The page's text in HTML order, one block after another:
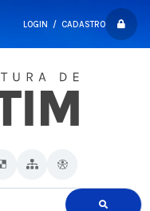
LOGIN / CADASTRO